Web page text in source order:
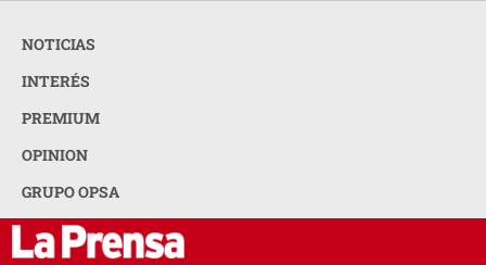
NOTICIAS
INTERÉS
PREMIUM
OPINION
GRUPO OPSA